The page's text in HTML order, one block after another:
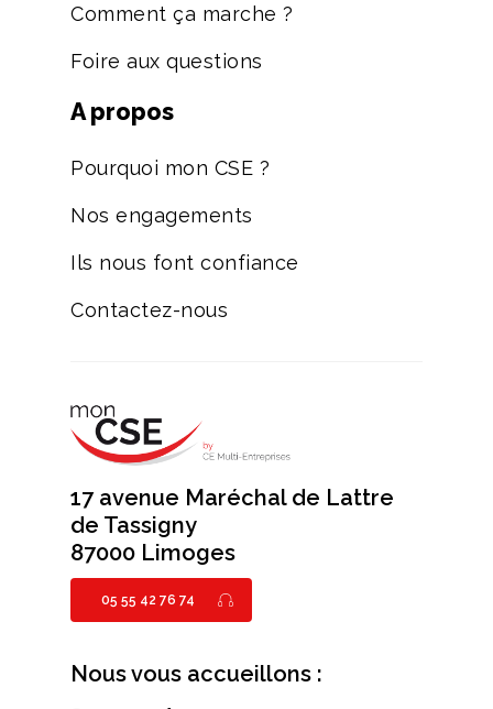
Comment ça marche ?
Foire aux questions
A propos
Pourquoi mon CSE ?
Nos engagements
Ils nous font confiance
Contactez-nous
17 avenue Maréchal de Lattre
de Tassigny
87000 Limoges
05 55 42 76 74
Nous vous accueillons :